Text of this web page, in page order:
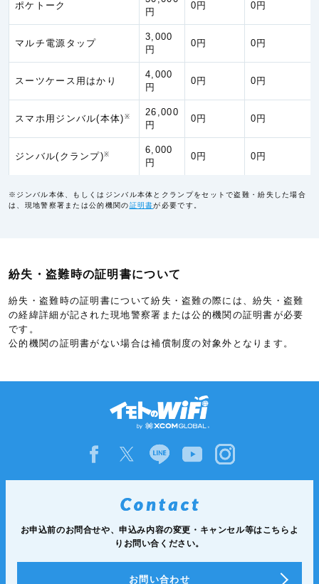
または低下を伴わないもの
災による損害を含みません。
⑪保険の対象である液体の流出。ただし、他の保険の
⑫保険の対象の置き忘れ・紛失
遅延等費
次のいずれかによって発生した費用については、保険
①保険契約者、被保険者または保険金受取人の故意、重
②戦争、外国の武力行使、革命、内乱等の事変
③核燃料物質などの放射性・爆発性・有害な特性による
④上記③以外の放射線照射または放射能汚染
⑤地震もしくは噴火またはこれらによる津波
延費用等
補償特約
②戦争、外国の武力行使、革命、内乱等の事変
③核燃料物質などの放射性・爆発性・有害な特性による
査、眼科・耳鼻科検査等によりその根拠を客観的に証明することが
できないものをいいます。
ポケトーク
円
0円 0円
マルチ電源タップ
3,000
円
0円 0円
スーツケース用はかり
4,000
円
0円 0円
スマホ用ジンバル(本体) ※
26,000
円
0円 0円
ジンバル(クランプ)※
6,000
円
0円 0円
※ジンバル本体、もしくはジンバル本体とクランプをセットで盗難・紛失した場合
は、現地警察署または公的機関の証明書が必要です。
紛失・盗難時の証明書について
紛失・盗難時の証明書について紛失・盗難の際には、紛失・盗難
の経緯詳細が記された現地警察署または公的機関の証明書が必要
です。
公的機関の証明書がない場合は補償制度の対象外となります。
お申込前のお問合せや、申込み内容の変更・キャンセル等はこちらよ
りお問い合ください。
お問い合わせ